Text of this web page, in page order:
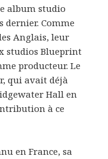
album studio
dernier. Comme
Anglais, leur
studios Blueprint
producteur. Le
qui avait déjà
Hall en
à ce
en France, sa